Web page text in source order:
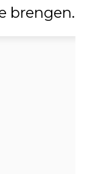
brengen.